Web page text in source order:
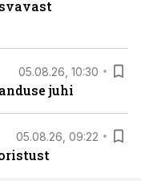
05.08.26, 10:30
juhi
05.08.26, 09:22